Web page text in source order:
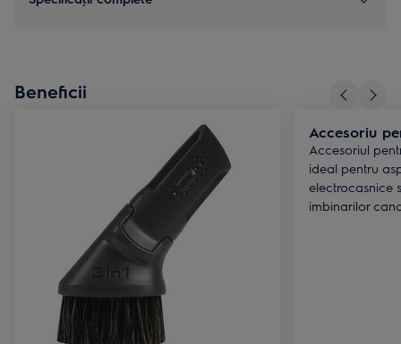
Beneficii
Accesoriu
Accesoriul
ideal pentru
electrocasnice
imbinarilor